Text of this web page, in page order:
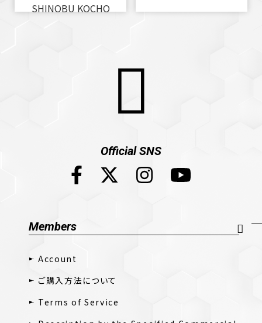
SHINOBU KOCHO
Official SNS
Members
Account
ご購入方法について
Terms of Service